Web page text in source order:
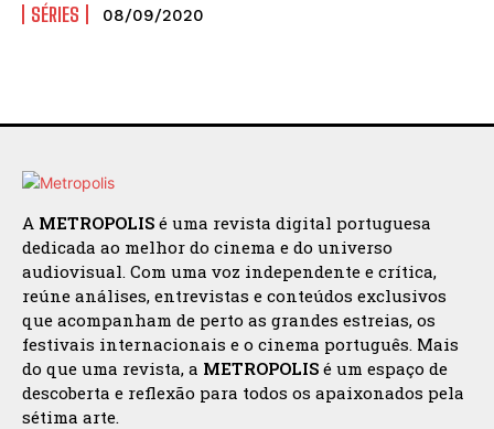
SÉRIES 08/09/2020
A METROPOLIS é uma revista digital portuguesa
dedicada ao melhor do cinema e do universo
audiovisual. Com uma voz independente e crítica,
reúne análises, entrevistas e conteúdos exclusivos
que acompanham de perto as grandes estreias, os
festivais internacionais e o cinema português. Mais
do que uma revista, a METROPOLIS é um espaço de
descoberta e reflexão para todos os apaixonados pela
sétima arte.